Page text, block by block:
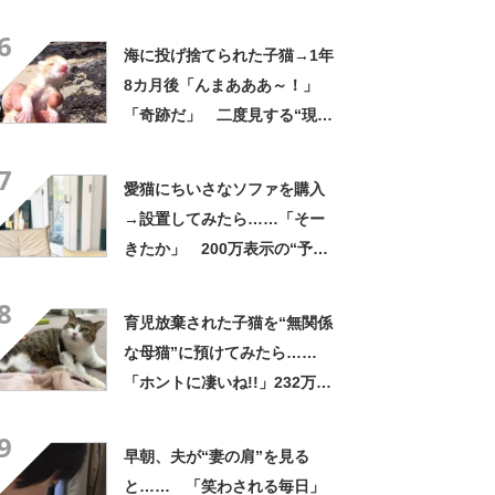
海に投げ捨てられた子猫→1年
8カ月後「んまあああ～！」
「奇跡だ」 二度見する“現在
愛猫にちいさなソファを購入
→設置してみたら……「そー
きたか」 200万表示の“予想
育児放棄された子猫を“無関係
な母猫”に預けてみたら……
「ホントに凄いね!!」232万再
早朝、夫が“妻の肩”を見る
と…… 「笑わされる毎日」